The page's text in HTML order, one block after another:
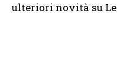
ulteriori novità su